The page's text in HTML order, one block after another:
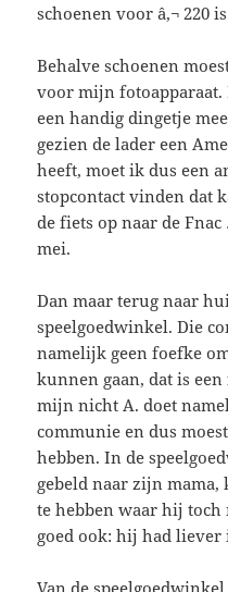
schoenen voor â‚¬ 220
Behalve schoenen
voor mijn
een handig dingetje
gezien de lader een
heeft, moet ik dus een
stopcontact vinden dat
de fiets op naar de
mei.
Dan maar terug naar
speelgoedwinkel. Die
namelijk geen foefke
kunnen gaan, dat is
mijn nicht A. doet
communie en dus
hebben. In de
gebeld naar zijn mama,
te hebben waar hij toch
goed ook: hij had liever